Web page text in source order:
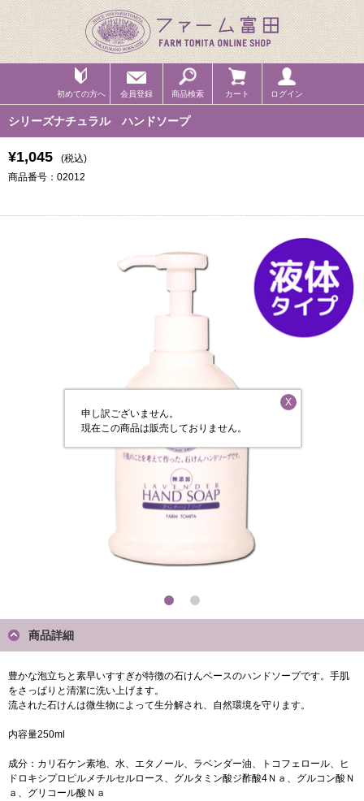
初めての方へ 会員登録 商品検索 カート ログイン
シリーズナチュラル ハンドソープ
¥1,045
(税込)
商品番号：02012
申し訳ございません。
現在この商品は販売しておりません。
X
商品詳細
豊かな泡立ちと素早いすすぎが特徴の石けんベースのハンドソープです。手肌
をさっぱりと清潔に洗い上げます。
流された石けんは微生物によって生分解され、自然環境を守ります。
内容量250ml
成分：カリ石ケン素地、水、エタノール、ラベンダー油、トコフェロール、ヒ
ドロキシプロピルメチルセルロース、グルタミン酸ジ酢酸4Ｎａ、グルコン酸Ｎ
ａ、グリコール酸Ｎａ